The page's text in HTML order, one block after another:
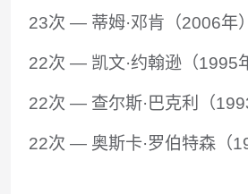
23次 — 蒂姆·邓肯（2006年）
22次 — 凯文·约翰逊（1995
22次 — 查尔斯·巴克利（
22次 — 奥斯卡·罗伯特森（